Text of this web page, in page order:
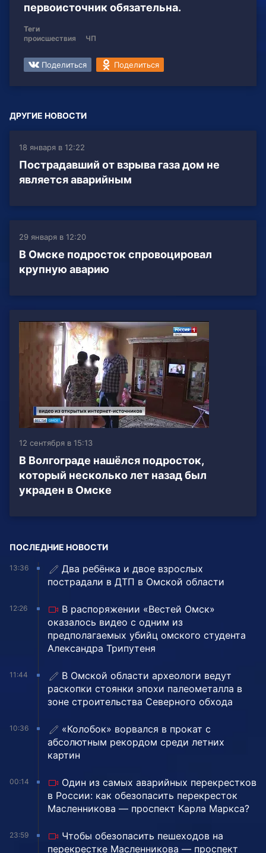
первоисточник обязательна.
Теги
происшествия
ЧП
Поделиться Поделиться
ДРУГИЕ НОВОСТИ
18 января в 12:22
Пострадавший от взрыва газа дом не
является аварийным
29 января в 12:20
В Омске подросток спровоцировал
крупную аварию
12 сентября в 15:13
В Волгограде нашёлся подросток,
который несколько лет назад был
украден в Омске
ПОСЛЕДНИЕ НОВОСТИ
13:36
Два ребёнка и двое взрослых
пострадали в ДТП в Омской области
12:26
В распоряжении «Вестей Омск»
оказалось видео с одним из
предполагаемых убийц омского студента
Александра Трипутеня
11:44
В Омской области археологи ведут
раскопки стоянки эпохи палеометалла в
зоне строительства Северного обхода
10:36
«Колобок» ворвался в прокат с
абсолютным рекордом среди летних
картин
00:14
Один из самых аварийных перекрестков
в России: как обезопасить перекресток
Масленникова — проспект Карла Маркса?
23:59
Чтобы обезопасить пешеходов на
перекрестке Масленникова — проспект